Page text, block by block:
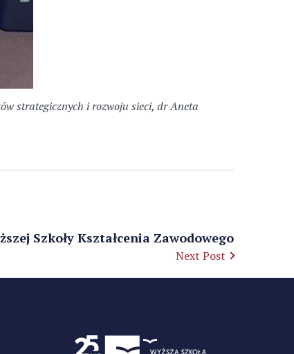
strategicznych i rozwoju sieci, dr Aneta
Szkoły Kształcenia Zawodowego
Next Post